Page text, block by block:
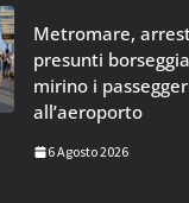
Metromare,
presunti
mirino i
all’aeroporto
6 Agosto 2026